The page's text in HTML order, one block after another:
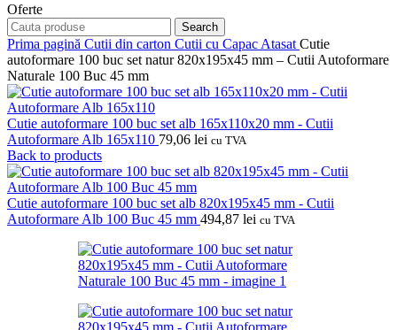
Oferte
Search
Prima pagină Cutii din carton Cutii cu Capac Atasat Cutie
autoformare 100 buc set natur 820x195x45 mm – Cutii Autoformare
Naturale 100 Buc 45 mm
Cutie autoformare 100 buc set alb 165x110x20 mm - Cutii
Autoformare Alb 165x110 79,06 lei cu TVA
Back to products
Cutie autoformare 100 buc set alb 820x195x45 mm - Cutii
Autoformare Alb 100 Buc 45 mm 494,87 lei cu TVA